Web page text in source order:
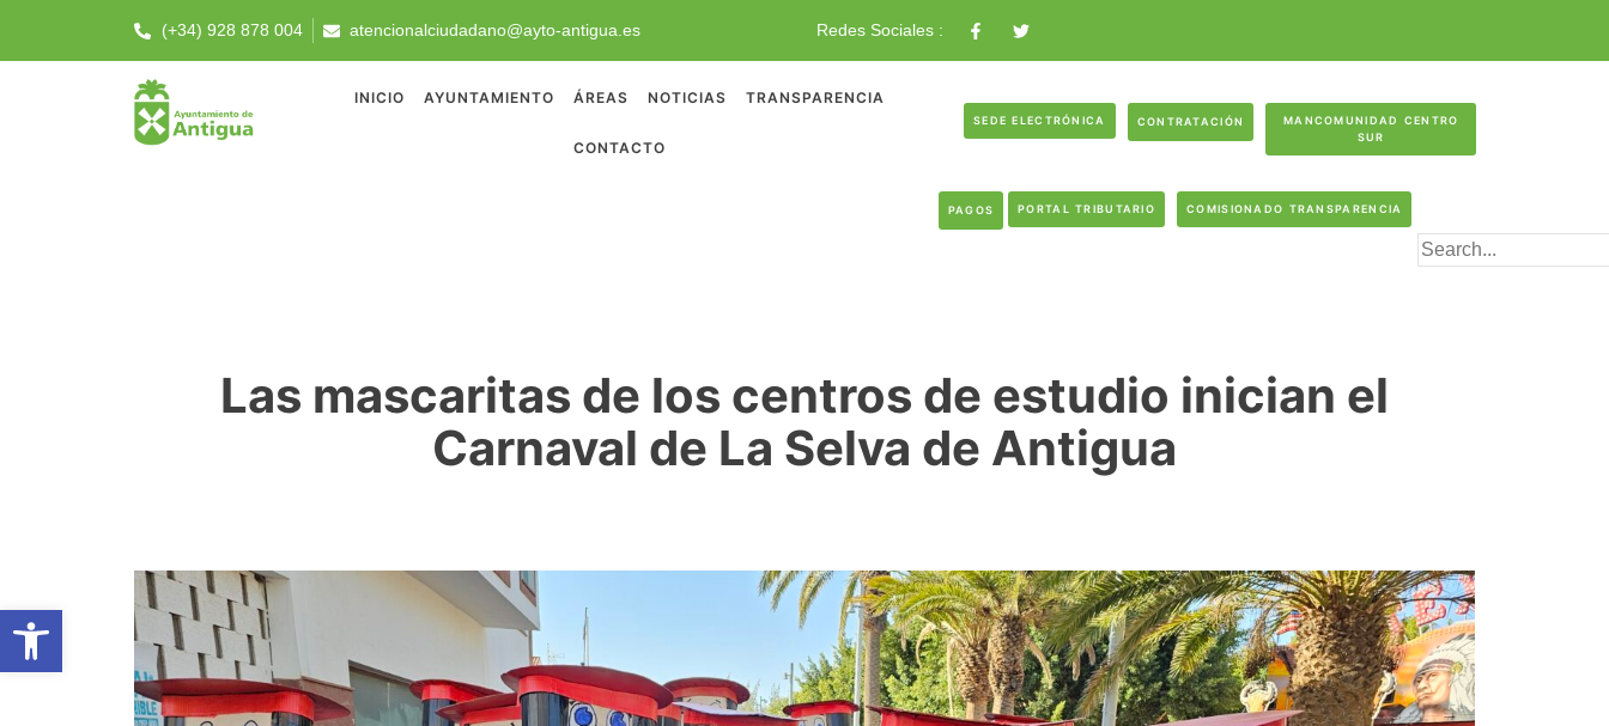
(+34) 928 878 004 atencionalciudadano@ayto-antigua.es Redes Sociales :
INICIO AYUNTAMIENTO ÁREAS NOTICIAS TRANSPARENCIA
CONTACTO
SEDE ELECTRÓNICA CONTRATACIÓN
MANCOMUNIDAD CENTRO
SUR
PAGOS PORTAL TRIBUTARIO COMISIONADO TRANSPARENCIA
Las mascaritas de los centros de estudio inician el
Carnaval de La Selva de Antigua
Abrir barra de herramientas